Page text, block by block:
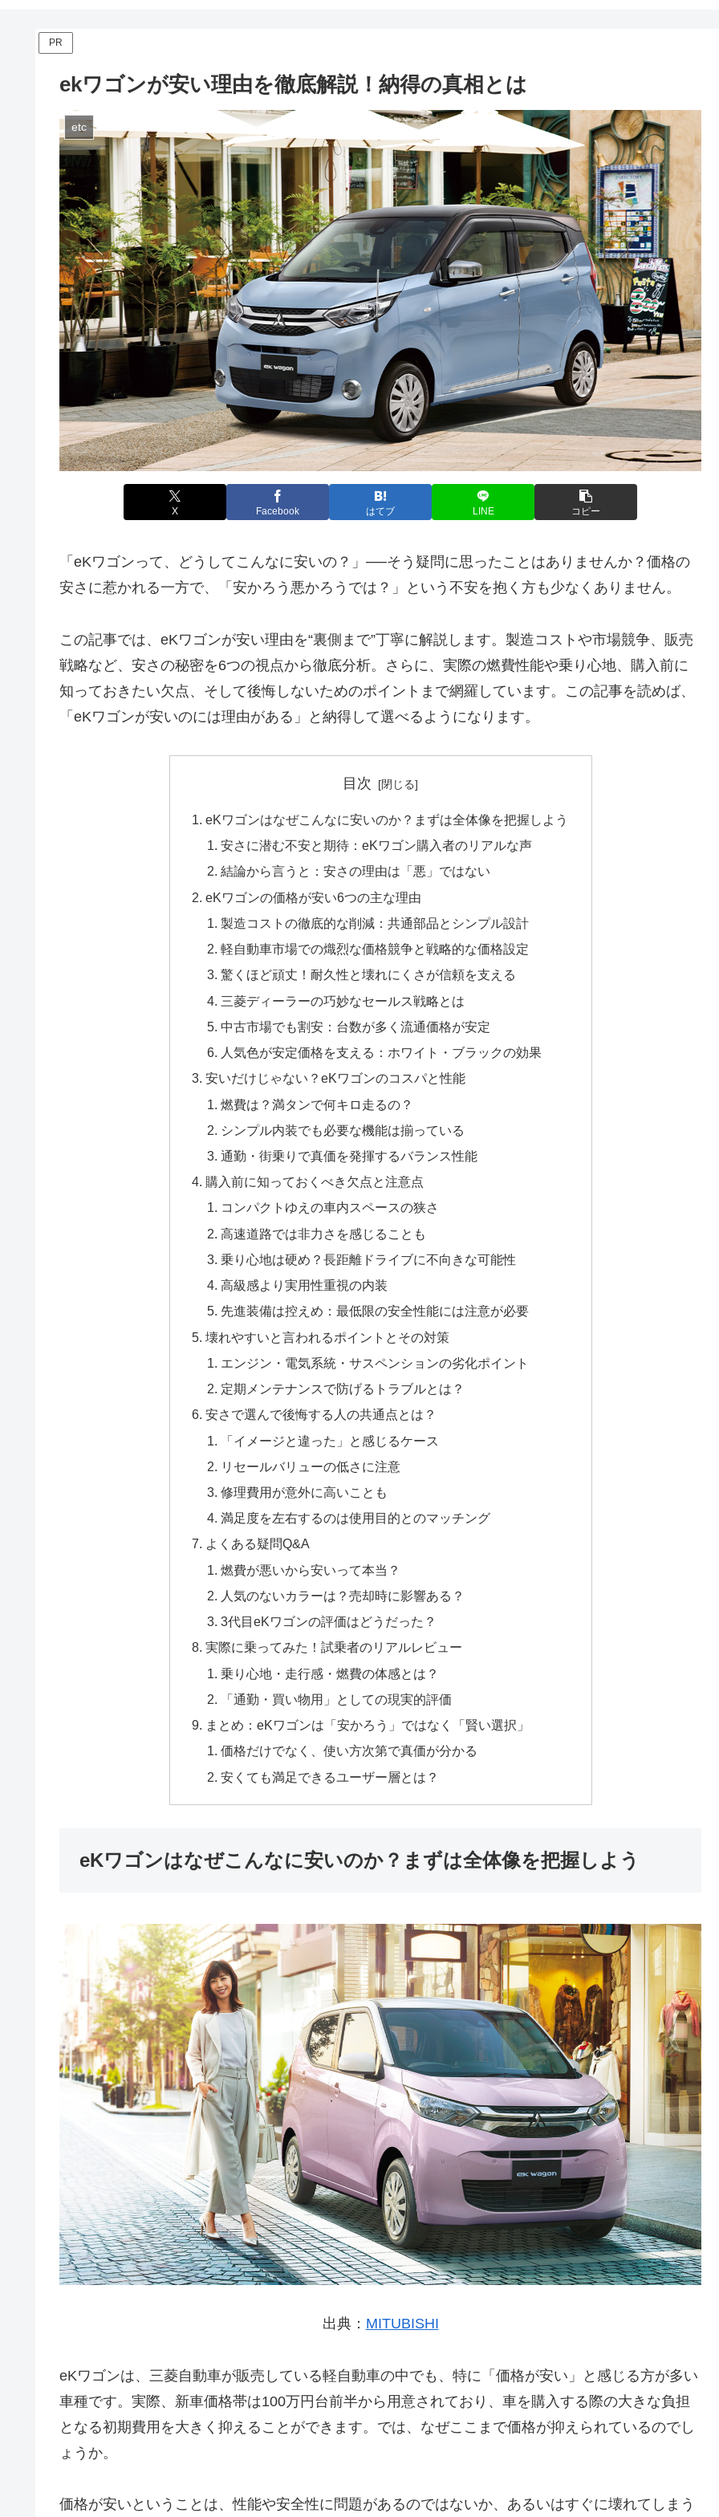
PR
ekワゴンが安い理由を徹底解説！納得の真相とは
etc
X Facebook はてブ LINE コピー
「eKワゴンって、どうしてこんなに安いの？」──そう疑問に思ったことはありませんか？価格の
安さに惹かれる一方で、「安かろう悪かろうでは？」という不安を抱く方も少なくありません。
この記事では、eKワゴンが安い理由を“裏側まで”丁寧に解説します。製造コストや市場競争、販売
戦略など、安さの秘密を6つの視点から徹底分析。さらに、実際の燃費性能や乗り心地、購入前に
知っておきたい欠点、そして後悔しないためのポイントまで網羅しています。この記事を読めば、
「eKワゴンが安いのには理由がある」と納得して選べるようになります。
目次
eKワゴンはなぜこんなに安いのか？まずは全体像を把握しよう
安さに潜む不安と期待：eKワゴン購入者のリアルな声
結論から言うと：安さの理由は「悪」ではない
eKワゴンの価格が安い6つの主な理由
製造コストの徹底的な削減：共通部品とシンプル設計
軽自動車市場での熾烈な価格競争と戦略的な価格設定
驚くほど頑丈！耐久性と壊れにくさが信頼を支える
三菱ディーラーの巧妙なセールス戦略とは
中古市場でも割安：台数が多く流通価格が安定
人気色が安定価格を支える：ホワイト・ブラックの効果
安いだけじゃない？eKワゴンのコスパと性能
燃費は？満タンで何キロ走るの？
シンプル内装でも必要な機能は揃っている
通勤・街乗りで真価を発揮するバランス性能
購入前に知っておくべき欠点と注意点
コンパクトゆえの車内スペースの狭さ
高速道路では非力さを感じることも
乗り心地は硬め？長距離ドライブに不向きな可能性
高級感より実用性重視の内装
先進装備は控えめ：最低限の安全性能には注意が必要
壊れやすいと言われるポイントとその対策
エンジン・電気系統・サスペンションの劣化ポイント
定期メンテナンスで防げるトラブルとは？
安さで選んで後悔する人の共通点とは？
「イメージと違った」と感じるケース
リセールバリューの低さに注意
修理費用が意外に高いことも
満足度を左右するのは使用目的とのマッチング
よくある疑問Q&A
燃費が悪いから安いって本当？
人気のないカラーは？売却時に影響ある？
3代目eKワゴンの評価はどうだった？
実際に乗ってみた！試乗者のリアルレビュー
乗り心地・走行感・燃費の体感とは？
「通勤・買い物用」としての現実的評価
まとめ：eKワゴンは「安かろう」ではなく「賢い選択」
価格だけでなく、使い方次第で真価が分かる
安くても満足できるユーザー層とは？
eKワゴンはなぜこんなに安いのか？まずは全体像を把握しよう
出典： MITUBISHI
eKワゴンは、三菱自動車が販売している軽自動車の中でも、特に「価格が安い」と感じる方が多い
車種です。実際、新車価格帯は100万円台前半から用意されており、車を購入する際の大きな負担
となる初期費用を大きく抑えることができます。では、なぜここまで価格が抑えられているのでし
ょうか。
価格が安いということは、性能や安全性に問題があるのではないか、あるいはすぐに壊れてしまう